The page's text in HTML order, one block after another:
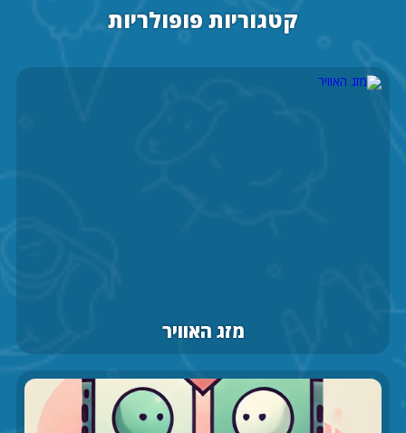
קטגוריות פופולריות
מזג האוויר